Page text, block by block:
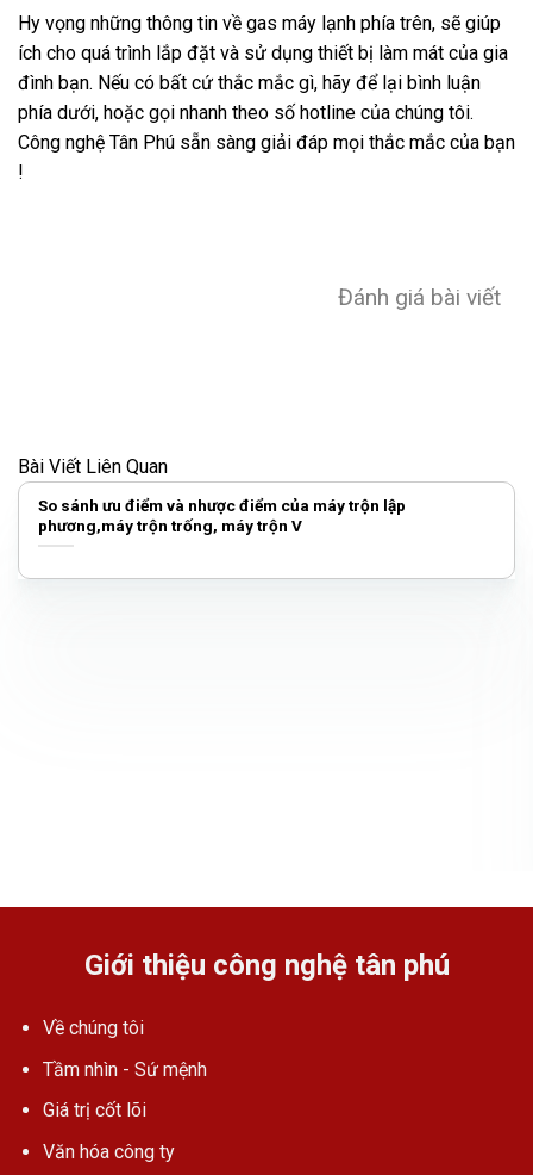
Hy vọng những thông tin về gas máy lạnh phía trên, sẽ giúp
ích cho quá trình lắp đặt và sử dụng thiết bị làm mát của gia
đình bạn. Nếu có bất cứ thắc mắc gì, hãy để lại bình luận
phía dưới, hoặc gọi nhanh theo số hotline của chúng tôi.
Công nghệ Tân Phú sẵn sàng giải đáp mọi thắc mắc của bạn
!
Đánh giá bài viết
Bài Viết Liên Quan
So sánh ưu điểm và nhược điểm của máy trộn lập
phương,máy trộn trống, máy trộn V
Giới thiệu công nghệ tân phú
Về chúng tôi
Tầm nhìn - Sứ mệnh
Giá trị cốt lõi
Văn hóa công ty